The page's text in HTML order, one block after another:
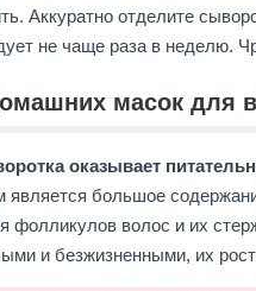
Аккуратно отделите
не чаще раза в неделю.
масок для
оказывает
является большое
фолликулов волос и их
и безжизненными, их